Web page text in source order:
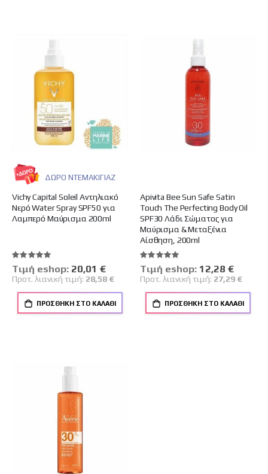
Vichy Capital Soleil Αντηλιακό
Νερό Water Spray SPF50 για
Λαμπερό Μαύρισμα 200ml
ΔΩΡΟ ΝΤΕΜΑΚΙΓΙΑΖ
Βαθμολογία:
100%
Tιμή eshop: Ειδική
Τιμή
20,01 €
Προτ. λιανική τιμή: 28,58 €
ΠΡΟΣΘΉΚΗ ΣΤΟ ΚΑΛΆΘΙ
Apivita Bee Sun Safe Satin
Touch The Perfecting Body Oil
SPF30 Λάδι Σώματος για
Μαύρισμα & Μεταξένια
Αίσθηση, 200ml
Βαθμολογία:
100%
Tιμή eshop: Ειδική
Τιμή
12,28 €
Προτ. λιανική τιμή: 27,29 €
ΠΡΟΣΘΉΚΗ ΣΤΟ ΚΑΛΆΘΙ